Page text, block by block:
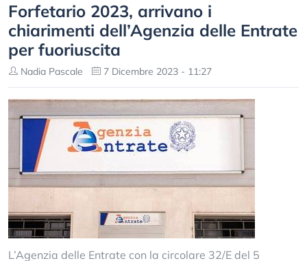
Forfetario 2023, arrivano i
chiarimenti dell’Agenzia delle Entrate
per fuoriuscita
Nadia Pascale 7 Dicembre 2023 - 11:27
L’Agenzia delle Entrate con la circolare 32/E del 5